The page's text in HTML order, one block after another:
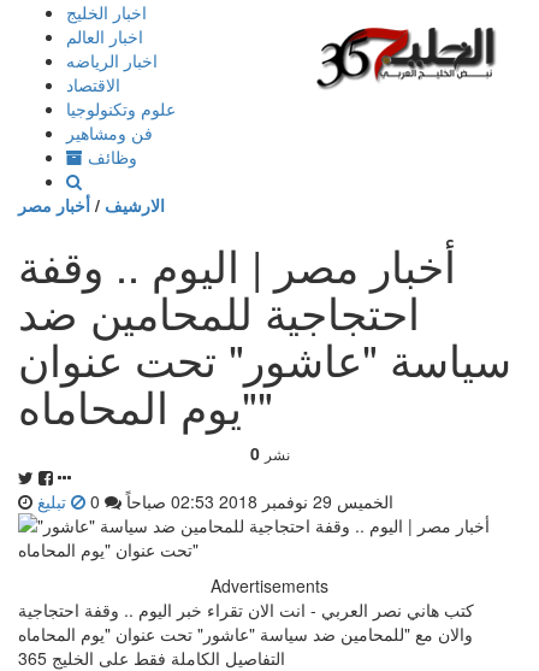
إذهب
المحتوى
اخبار الخليج
اخبار العالم
اخبار الرياضه
الاقتصاد
علوم وتكنولوجيا
فن ومشاهير
وظائف
الارشيف / أخبار مصر
أخبار مصر | اليوم .. وقفة
احتجاجية للمحامين ضد
سياسة "عاشور" تحت عنوان
"يوم المحاماه"‎
0 نشر
الخميس 29 نوفمبر 2018 02:53 صباحاً تبليغ
Advertisements
كتب هاني نصر العربي - انت الان تقراء خبر اليوم .. وقفة احتجاجية
للمحامين ضد سياسة "عاشور" تحت عنوان "يوم المحاماه"‎ والان مع
التفاصيل الكاملة فقط على الخليج 365